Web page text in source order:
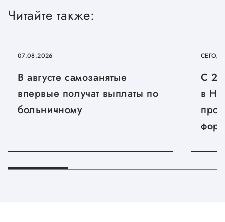
Читайте также:
07.08.2026
В августе самозанятые
впервые получат выплаты по
больничному
С 27
в